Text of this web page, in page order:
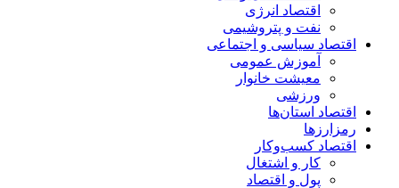
اقتصاد انرژی
نفت و پتروشیمی
اقتصاد سیاسی و اجتماعی
آموزش عمومی
معیشت خانوار
ورزشی
اقتصاد استان‌ها
رمزارزها
اقتصاد کسب‌و‌کار
کار و اشتغال
پول و اقتصاد